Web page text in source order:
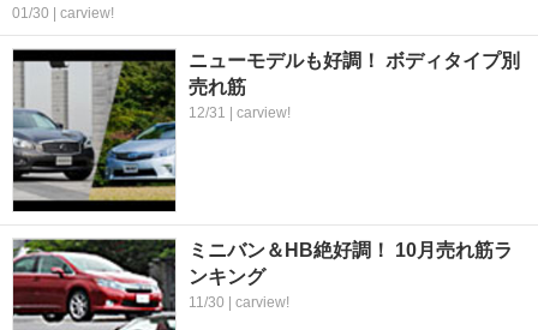
01/30 | carview!
ニューモデルも好調！ ボディタイプ別
売れ筋
12/31 | carview!
ミニバン＆HB絶好調！ 10月売れ筋ラ
ンキング
11/30 | carview!